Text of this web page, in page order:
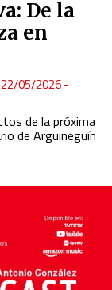
y
De la
en
22/05/2026 -
de la próxima
de Arguineguín